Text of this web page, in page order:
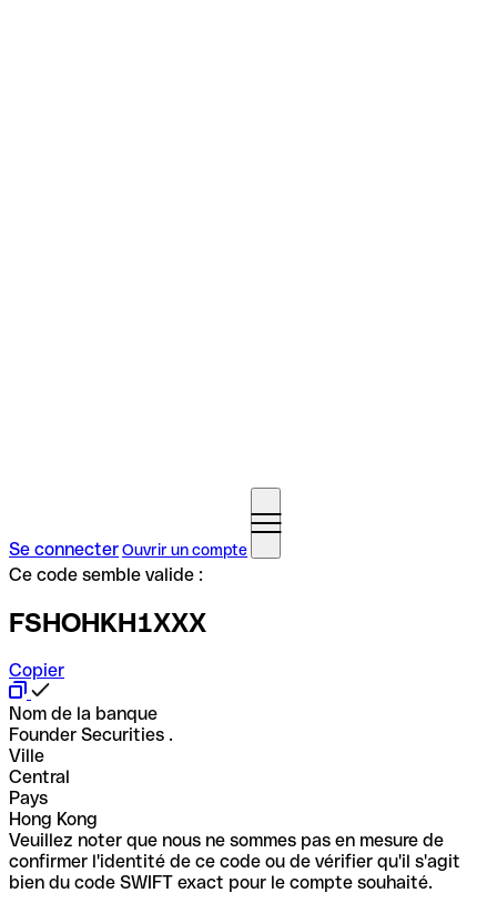
Se connecterOuvrir un compte
Ce code semble valide :
FSHOHKH1XXX
Copier
Nom de la banque
Founder Securities .
Ville
Central
Pays
Hong Kong
Veuillez noter que nous ne sommes pas en mesure de
confirmer l'identité de ce code ou de vérifier qu'il s'agit
bien du code SWIFT exact pour le compte souhaité.